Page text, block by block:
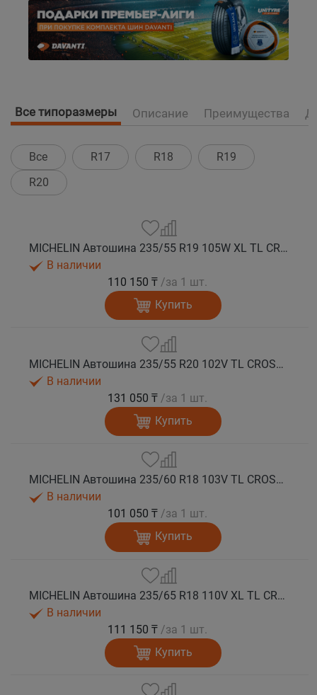
Все типоразмеры Описание Преимущества
Все R17 R18
R19
R20
MICHELIN Автошина 235/55 R19 105W XL TL CROSSCLIMATE 2 SUV M+S
В наличии
110 150 ₸ /за 1 шт.
Купить
MICHELIN Автошина 235/55 R20 102V TL CROSSCLIMATE 2 SUV A/W M+S
В наличии
131 050 ₸ /за 1 шт.
Купить
MICHELIN Автошина 235/60 R18 103V TL CROSSCLIMATE 2 SUV M+S
В наличии
101 050 ₸ /за 1 шт.
Купить
MICHELIN Автошина 235/65 R18 110V XL TL CROSSCLIMATE 2 SUV M+S
В наличии
111 150 ₸ /за 1 шт.
Купить